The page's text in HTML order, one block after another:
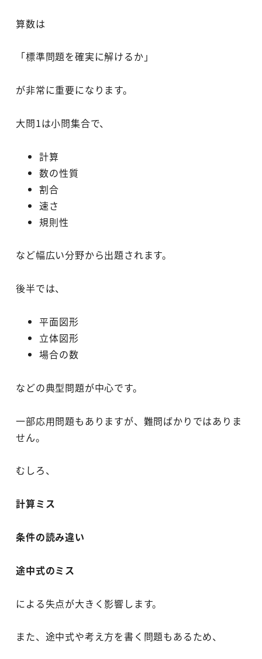
算数は
「標準問題を確実に解けるか」
が非常に重要になります。
大問1は小問集合で、
計算
数の性質
割合
速さ
規則性
など幅広い分野から出題されます。
後半では、
平面図形
立体図形
場合の数
などの典型問題が中心です。
一部応用問題もありますが、難問ばかりではありま
せん。
むしろ、
計算ミス
条件の読み違い
途中式のミス
による失点が大きく影響します。
また、途中式や考え方を書く問題もあるため、